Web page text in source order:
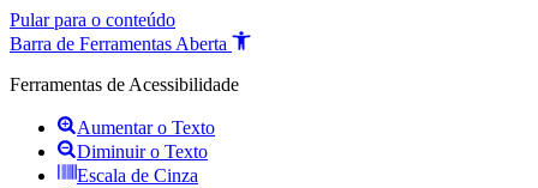
Pular para o conteúdo
Barra de Ferramentas Aberta
Ferramentas de Acessibilidade
Aumentar o Texto
Diminuir o Texto
Escala de Cinza